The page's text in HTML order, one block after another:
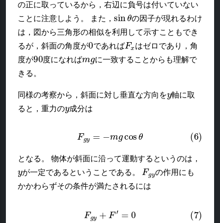
の正に取っているから，右辺に負号は付いていない
ことに注意しよう。 また，
sin θ
の因子が現れるわけ
は，図から三角形の相似を利用して示すこともでき
るが，斜面の角度が
0
であれば
Fx
はゼロであり，角
度が
90
度になれば
に一致することからも理解で
きる。
同様の考察から，斜面に対し垂直な方向を
軸に取
ると，重力の 成分は
(6) −m gcosθ
となる。 物体が斜面に沿って運動するというのは，
が一定であるということである。
Fg
の作用にも
かかわらずその条件が満たされるには
(7) g y+F 0